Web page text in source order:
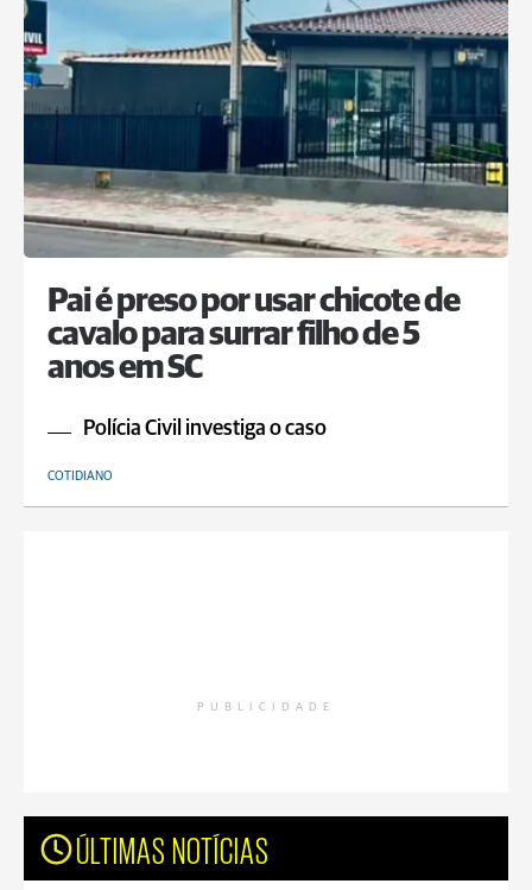
Pai é preso por usar chicote de
cavalo para surrar filho de 5
anos em SC
Polícia Civil investiga o caso
COTIDIANO
PUBLICIDADE
ÚLTIMAS NOTÍCIAS